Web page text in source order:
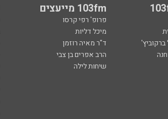
103fm מייעצים
פרופ' רפי קרסו
מיכל דליות
ד"ר מאיה רוזמן
הרב אפרים בן צבי
שיחות לילה